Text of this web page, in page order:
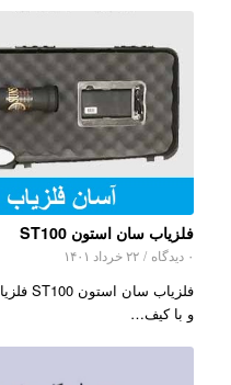
فلزیاب سان استون ST100
۰ دیدگاه / ۲۲ خرداد ۱۴۰۱
و با کیف…